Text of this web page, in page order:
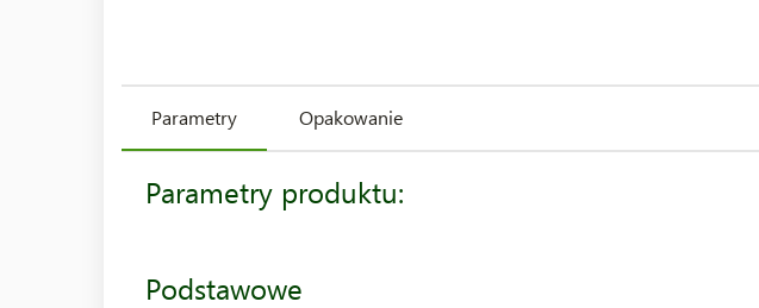
Parametry Opakowanie
Parametry produktu:
Podstawowe